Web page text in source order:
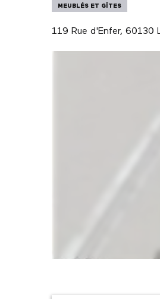
MEUBLÉS ET GÎTES
119 Rue d'Enfer, 60130